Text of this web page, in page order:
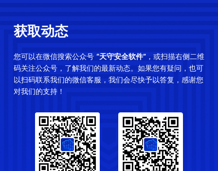
获取动态
您可以在微信搜索公众号 “天守安全软件”，或扫描右侧二维
码关注公众号，了解我们的最新动态。如果您有疑问，也可
以扫码联系我们的微信客服，我们会尽快予以答复，感谢您
对我们的支持！